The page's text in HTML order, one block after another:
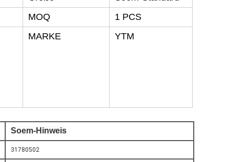
MOQ
1 PCS
MARKE YTM
Soem-Hinweis
31780502